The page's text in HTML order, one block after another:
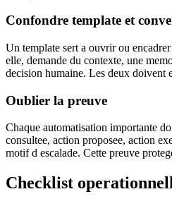
Confondre template et
Un template sert a ouvrir ou
elle, demande du contexte, une
decision humaine. Les deux doivent
Oublier la preuve
Chaque automatisation importante
consultee, action proposee, action
motif d escalade. Cette preuve
Checklist